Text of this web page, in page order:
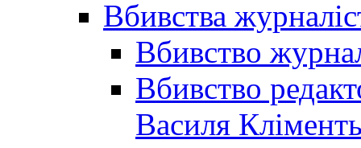
Вбивства
Вбивство
Вбивство
Василя